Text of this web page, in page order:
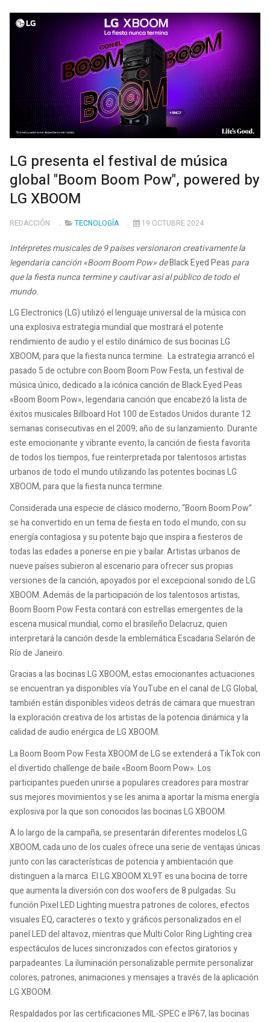
LG presenta el festival de música
global "Boom Boom Pow", powered by
LG XBOOM
REDACCIÓN TECNOLOGÍA 19 OCTUBRE 2024
Intérpretes musicales de 9 países versionaron creativamente la
legendaria canción «Boom Boom Pow» deBlack Eyed Peaspara
que la fiesta nunca termine y cautivar así al público de todo el
mundo.
LG Electronics (LG) utilizó el lenguaje universal de la música con
una explosiva estrategia mundial que mostrará el potente
rendimiento de audio y el estilo dinámico de sus bocinas LG
XBOOM, para que la fiesta nunca termine. La estrategia arrancó el
pasado 5 de octubre con Boom Boom Pow Festa, un festival de
música único, dedicado a la icónica canción de Black Eyed Peas
«Boom Boom Pow», legendaria canción que encabezó la lista de
éxitos musicales Billboard Hot 100 de Estados Unidos durante 12
semanas consecutivas en el 2009; año de su lanzamiento. Durante
este emocionante y vibrante evento, la canción de fiesta favorita
de todos los tiempos, fue reinterpretada por talentosos artistas
urbanos de todo el mundo utilizando las potentes bocinas LG
XBOOM, para que la fiesta nunca termine.
Considerada una especie de clásico moderno, “Boom Boom Pow”
se ha convertido en un tema de fiesta en todo el mundo, con su
energía contagiosa y su potente bajo que inspira a fiesteros de
todas las edades a ponerse en pie y bailar. Artistas urbanos de
nueve países subieron al escenario para ofrecer sus propias
versiones de la canción, apoyados por el excepcional sonido de LG
XBOOM. Además de la participación de los talentosos artistas,
Boom Boom Pow Festa contará con estrellas emergentes de la
escena musical mundial, como el brasileño Delacruz, quien
interpretará la canción desde la emblemática Escadaria Selarón de
Río de Janeiro.
Gracias a las bocinas LG XBOOM, estas emocionantes actuaciones
se encuentran ya disponibles vía YouTube en el canal de LG Global,
también están disponibles videos detrás de cámara que muestran
la exploración creativa de los artistas de la potencia dinámica y la
calidad de audio enérgica de LG XBOOM.
La Boom Boom Pow Festa XBOOM de LG se extenderá a TikTok con
el divertido challenge de baile «Boom Boom Pow». Los
participantes pueden unirse a populares creadores para mostrar
sus mejores movimientos y se les anima a aportar la misma energía
explosiva por la que son conocidos las bocinas LG XBOOM.
A lo largo de la campaña, se presentarán diferentes modelos LG
XBOOM, cada uno de los cuales ofrece una serie de ventajas únicas
junto con las características de potencia y ambientación que
distinguen a la marca. El LG XBOOM XL9T es una bocina de torre
que aumenta la diversión con dos woofers de 8 pulgadas. Su
función Pixel LED Lighting muestra patrones de colores, efectos
visuales EQ, caracteres o texto y gráficos personalizados en el
panel LED del altavoz, mientras que Multi Color Ring Lighting crea
espectáculos de luces sincronizados con efectos giratorios y
parpadeantes. La iluminación personalizable permite personalizar
colores, patrones, animaciones y mensajes a través de la aplicación
LG XBOOM.
Respaldados por las certificaciones MIL-SPEC e IP67, las bocinas